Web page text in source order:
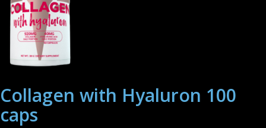
Collagen with Hyaluron 100
caps